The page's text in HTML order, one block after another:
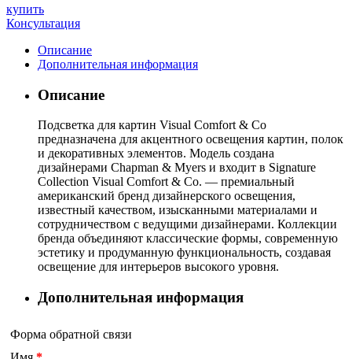
купить
Консультация
Описание
Дополнительная информация
Описание
Подсветка для картин Visual Comfort & Co
предназначена для акцентного освещения картин, полок
и декоративных элементов. Модель создана
дизайнерами Chapman & Myers и входит в Signature
Collection Visual Comfort & Co. — премиальный
американский бренд дизайнерского освещения,
известный качеством, изысканными материалами и
сотрудничеством с ведущими дизайнерами. Коллекции
бренда объединяют классические формы, современную
эстетику и продуманную функциональность, создавая
освещение для интерьеров высокого уровня.
Дополнительная информация
Форма обратной связи